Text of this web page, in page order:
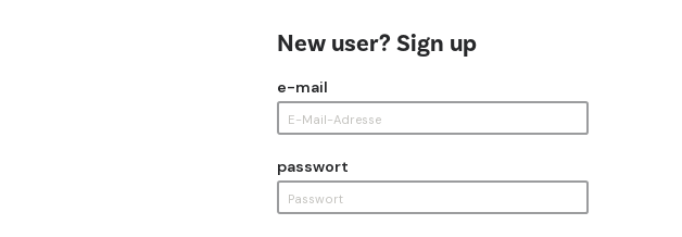
New user? Sign up
e-mail
passwort